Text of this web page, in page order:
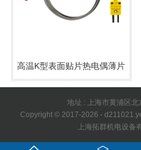
高温K型表面贴片热电偶薄片
温度探头
地址 : 上海市黄浦区
Copyright © 2017-2026 -
上海拓群机电设备